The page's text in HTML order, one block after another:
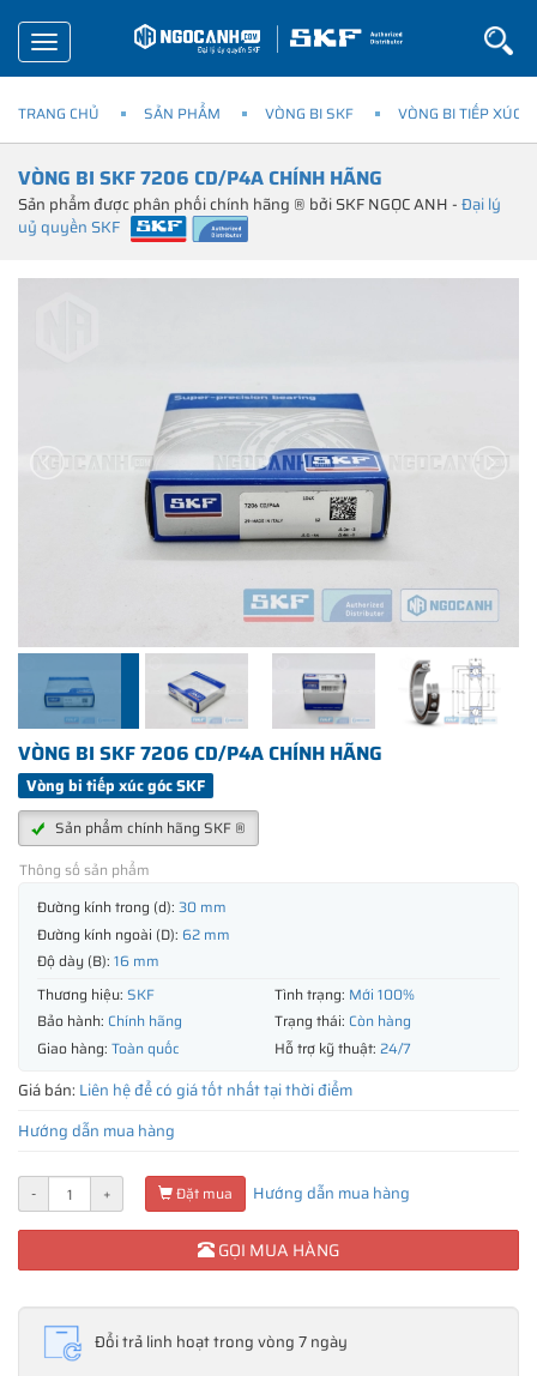
Toggle
navigation
TRANG CHỦ SẢN PHẨM VÒNG BI SKF VÒNG BI TIẾP XÚC
VÒNG BI SKF 7206 CD/P4A CHÍNH HÃNG
Sản phẩm được phân phối chính hãng ® bởi SKF NGỌC ANH -Đại lý
uỷ quyền SKF
VÒNG BI SKF 7206 CD/P4A CHÍNH HÃNG
Vòng bi tiếp xúc góc SKF
Sản phẩm chính hãng SKF ®
Thông số sản phẩm
Đường kính trong (d): 30 mm
Đường kính ngoài (D): 62 mm
Độ dày (B): 16 mm
Thương hiệu: SKF Tình trạng: Mới 100%
Bảo hành: Chính hãng Trạng thái: Còn hàng
Giao hàng: Toàn quốc Hỗ trợ kỹ thuật: 24/7
Giá bán: Liên hệ để có giá tốt nhất tại thời điểm
Hướng dẫn mua hàng
- + Đặt mua Hướng dẫn mua hàng
GỌI MUA HÀNG
Đổi trả linh hoạt trong vòng 7 ngày